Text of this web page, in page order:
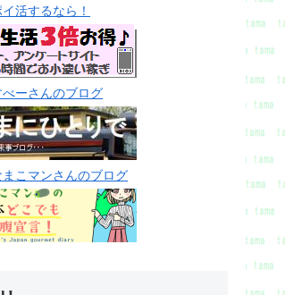
活するなら！
ーさんのブログ
こマンさんのブログ